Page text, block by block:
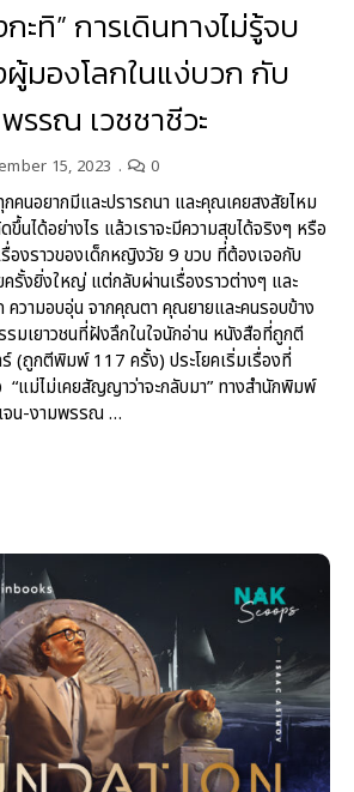
ะทิ” การเดินทางไม่รู้จบ
มองโลกในแง่บวก กับ
รณ เวชชาชีวะ
15, 2023 0
คนอยากมีและปรารถนา และคุณเคยสงสัยไหม
ขึ้นได้อย่างไร แล้วเราจะมีความสุขได้จริงๆ หรือ
รื่องราวของเด็กหญิงวัย 9 ขวบ ที่ต้องเจอกับ
รั้งยิ่งใหญ่ แต่กลับผ่านเรื่องราวต่างๆ และ
ความอบอุ่น จากคุณตา คุณยายและคนรอบข้าง
มเยาวชนที่ฝังลึกในใจนักอ่าน หนังสือที่ถูกตี
(ถูกตีพิมพ์ 117 ครั้ง) ประโยคเริ่มเรื่องที่
“แม่ไม่เคยสัญญาว่าจะกลับมา” ทางสำนักพิมพ์
จน-งามพรรณ …